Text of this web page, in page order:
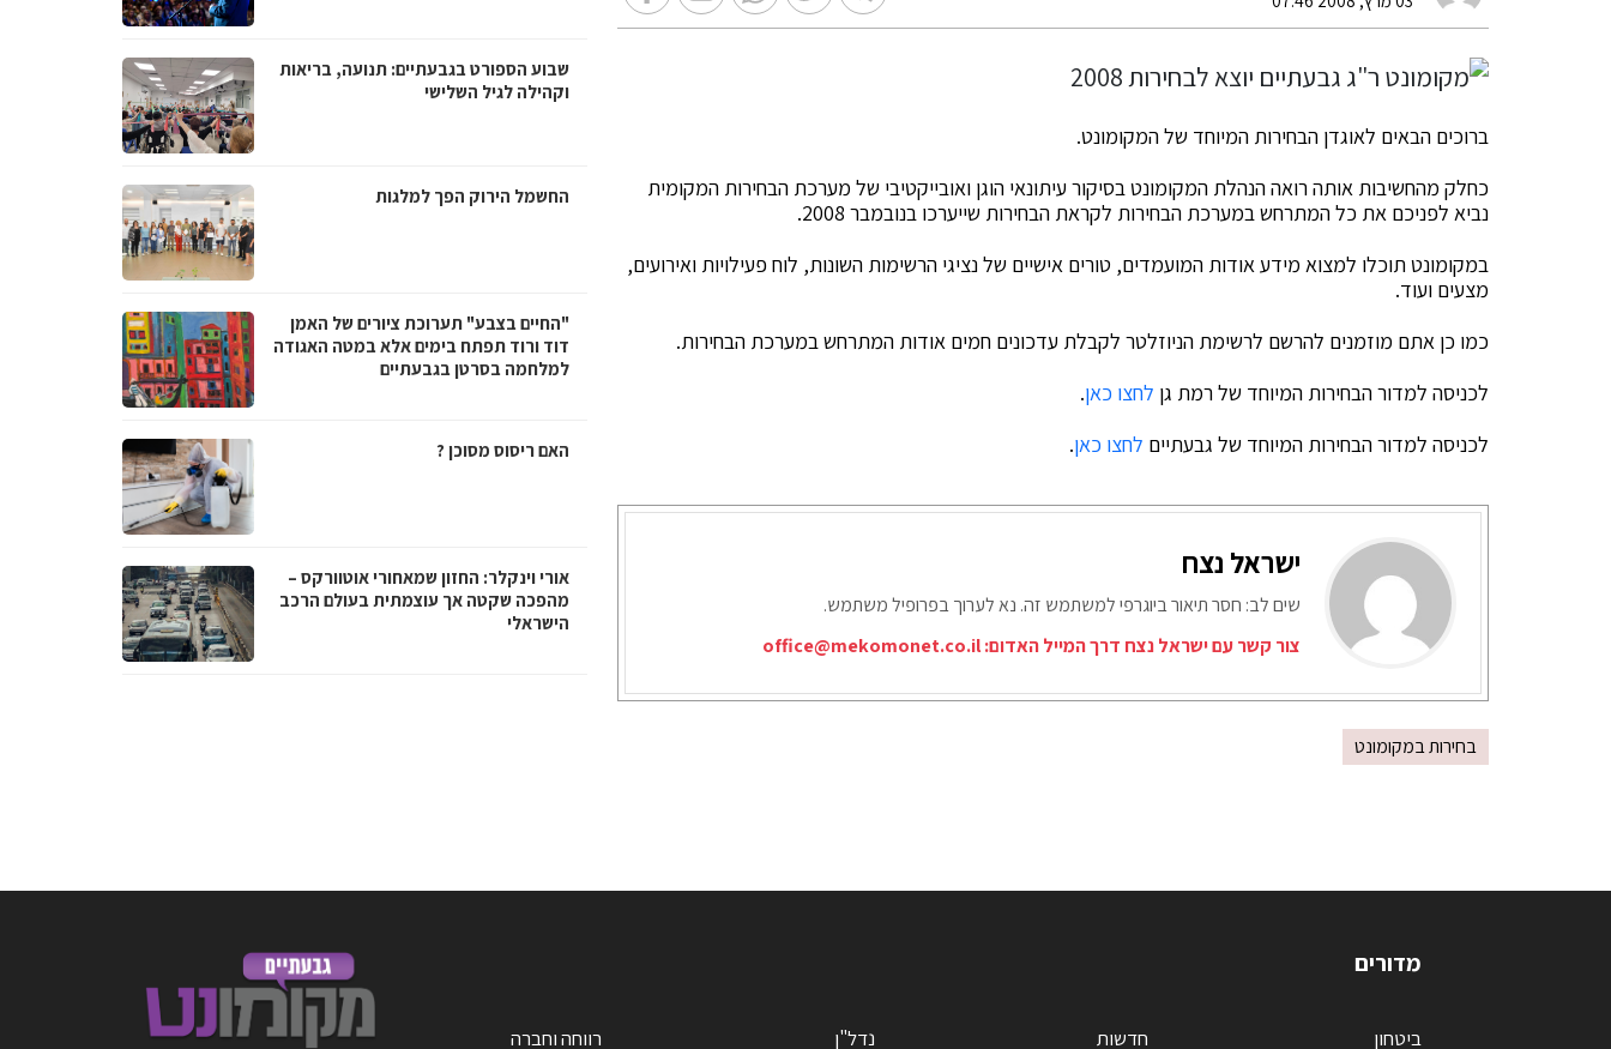
ברוכים הבאים לאוגדן הבחירות המיוחד של המקומונט.
כחלק מהחשיבות אותה רואה הנהלת המקומונט בסיקור עיתונאי הוגן ואובייקטיבי של מערכת הבחירות המקומית
נביא לפניכם את כל המתרחש במערכת הבחירות לקראת הבחירות שייערכו בנובמבר 2008.
במקומונט תוכלו למצוא מידע אודות המועמדים, טורים אישיים של נציגי הרשימות השונות, לוח פעילויות ואירועים,
מצעים ועוד.
כמו כן אתם מוזמנים להרשם לרשימת הניוזלטר לקבלת עדכונים חמים אודות המתרחש במערכת הבחירות.
לכניסה למדור הבחירות המיוחד של רמת גן לחצו כאן.
לכניסה למדור הבחירות המיוחד של גבעתיים לחצו כאן.
ישראל נצח
שים לב: חסר תיאור ביוגרפי למשתמש זה. נא לערוך בפרופיל משתמש.
צור קשר עם ישראל נצח דרך המייל האדום:office@mekomonet.co.il
שבוע הספורט בגבעתיים: תנועה, בריאות
וקהילה לגיל השלישי
החשמל הירוק הפך למלגות
"החיים בצבע" תערוכת ציורים של האמן
דוד ורוד תפתח בימים אלא במטה האגודה
למלחמה בסרטן בגבעתיים
האם ריסוס מסוכן ?
אורי וינקלר: החזון שמאחורי אוטוורקס –
מהפכה שקטה אך עוצמתית בעולם הרכב
הישראלי
בחירות במקומונט
מדורים
ביטחון חדשות נדל"ן רווחה וחברה